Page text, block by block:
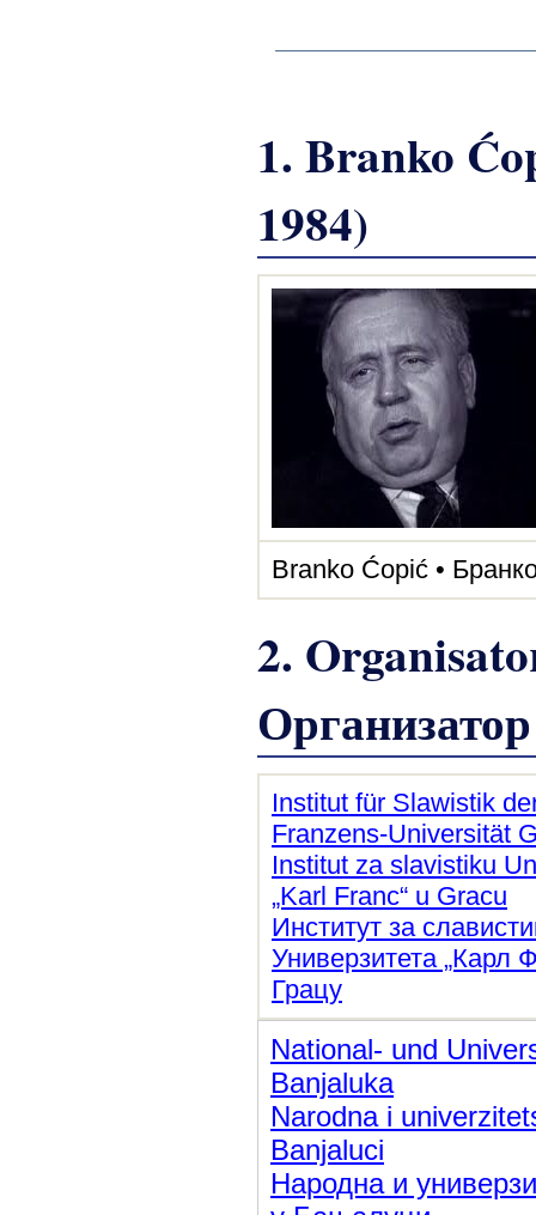
1. Branko
1984)
Branko Ćopić •
2.
Организатор
Institut für Slawistik
Franzens-Universität
Institut za slavistiku
„Karl Franc“ u Gracu
Институт за
Универзитета „Карл
Грацу
National- und
Banjaluka
Narodna i
Banjaluci
Народна и